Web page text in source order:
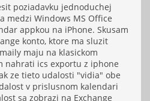
poziadavku jednoduchej
medzi Windows MS Office
appkou na iPhone. Skusam
konto, ktore ma sluzit
maju na klasickom
nahrati ics exportu z iphone
ze tieto udalosti "vidia" obe
v prislusnom kalendari
sa zobrazi na Exchange